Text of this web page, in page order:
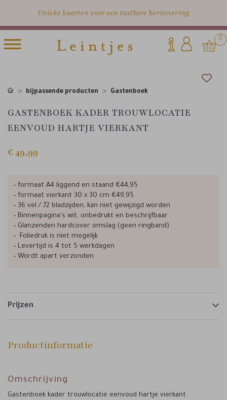
Unieke kaarten voor een tastbare herinnering
0
bijpassende producten Gastenboek
GASTENBOEK KADER TROUWLOCATIE
EENVOUD HARTJE VIERKANT
€ 49,99
• formaat A4 liggend en staand €44,95
• formaat vierkant 30 x 30 cm €49,95
• 36 vel / 72 bladzijden, kan niet gewijzigd worden
• Binnenpagina's wit, onbedrukt en beschrijfbaar
• Glanzenden hardcover omslag (geen ringband)
• Foliedruk is niet mogelijk
• Levertijd is 4 tot 5 werkdagen
• Wordt apart verzonden
Prijzen
Productinformatie
Omschrijving
Gastenboek kader trouwlocatie eenvoud hartje vierkant